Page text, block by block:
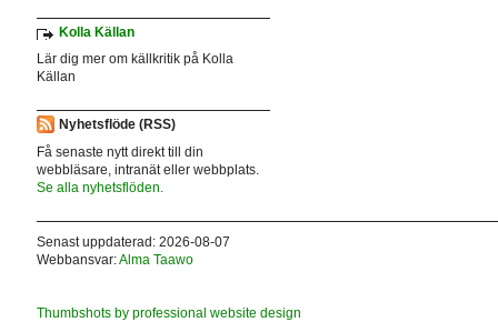
Kolla Källan
Lär dig mer om källkritik på Kolla
Källan
Nyhetsflöde (RSS)
Få senaste nytt direkt till din
webbläsare, intranät eller webbplats.
Se alla nyhetsflöden.
Senast uppdaterad: 2026-08-07
Webbansvar:Alma Taawo
Thumbshots by professional website design